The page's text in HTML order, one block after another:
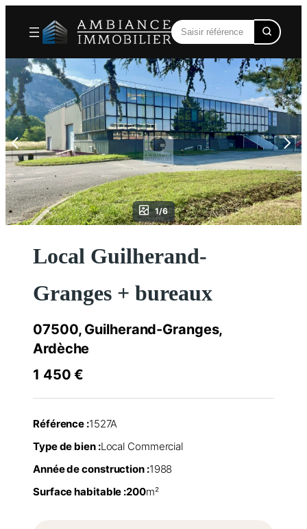
contenu
1/6
Local Guilherand-
Granges + bureaux
07500, Guilherand-Granges,
Ardèche
1 450 €
Référence :1527A
Type de bien :Local Commercial
Année de construction :1988
Surface habitable :200m²